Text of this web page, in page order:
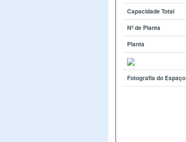
Capacidade Total
Nº de Planta
Planta
Fotografia do Espaço